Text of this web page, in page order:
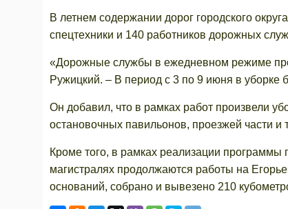
В летнем содержании дорог городского
спецтехники и 140 работников дорожных
«Дорожные службы в ежедневном режиме
Ружицкий. – В период с 3 по 9 июня в уборке
Он добавил, что в рамках работ произвели
остановочных павильонов, проезжей части и
Кроме того, в рамках реализации
магистралях продолжаются работы на
оснований, собрано и вывезено 210